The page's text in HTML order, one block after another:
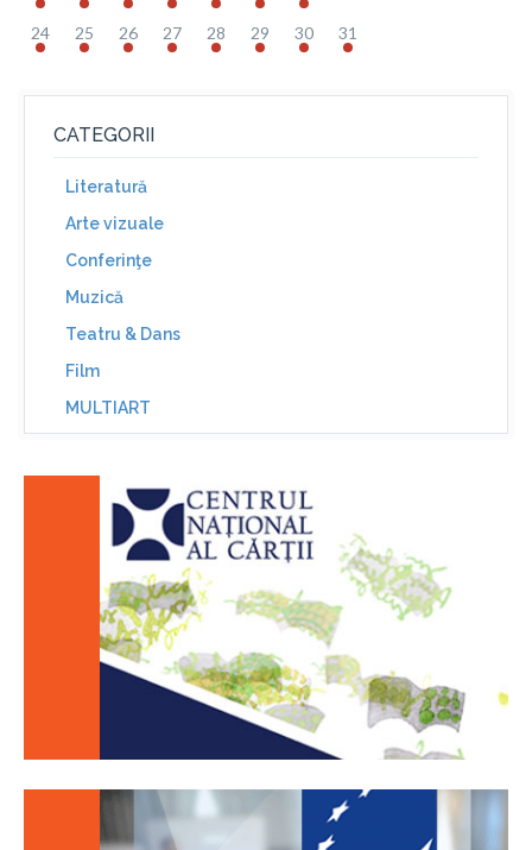
24 25 26 27 28 29 30 31
CATEGORII
Literatură
Arte vizuale
Conferinţe
Muzică
Teatru & Dans
Film
MULTIART